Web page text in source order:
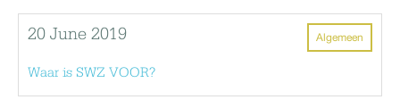
Algemeen
20 June 2019
Waar is SWZ VOOR?